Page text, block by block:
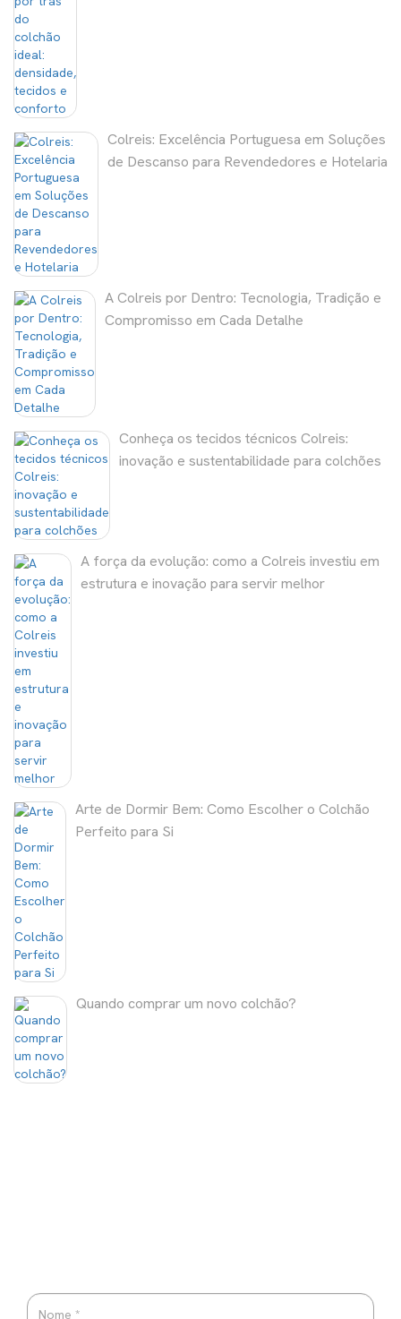
Colreis: Excelência Portuguesa em Soluções
de Descanso para Revendedores e Hotelaria
A Colreis por Dentro: Tecnologia, Tradição e
Compromisso em Cada Detalhe
Conheça os tecidos técnicos Colreis:
inovação e sustentabilidade para colchões
A força da evolução: como a Colreis investiu em
estrutura e inovação para servir melhor
Arte de Dormir Bem: Como Escolher o Colchão
Perfeito para Si
Quando comprar um novo colchão?